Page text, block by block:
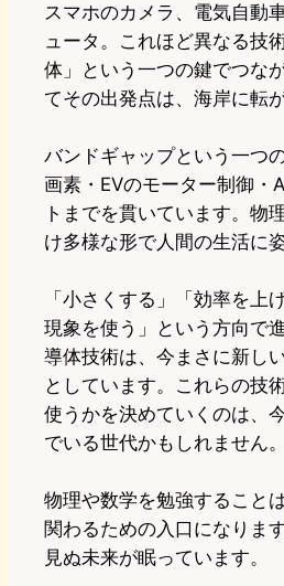
スマホのカメラ、電気自動
ュータ。これほど異なる技
体」という一つの鍵でつな
てその出発点は、海岸に転
バンドギャップという一つ
画素・EVのモーター制御・
トまでを貫いています。物
け多様な形で人間の生活に
「小さくする」「効率を上
現象を使う」という方向で
導体技術は、今まさに新し
としています。これらの技
使うかを決めていくのは、
でいる世代かもしれません。
物理や数学を勉強すること
関わるための入口になりま
見ぬ未来が眠っています。